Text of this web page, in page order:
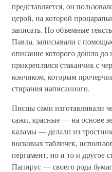
представляется, он
церой, на которой
записать. Но объемные
Павла, записывали с
описание которого дошло до
прикреплялся стаканчик с
кончиком, которым
стирания написанного.
Писцы сами изготавливали
сажи, красные — на основе
каламы — делали из
восковых табличек,
пергамент, но и то и другое
Папирус — своего рода